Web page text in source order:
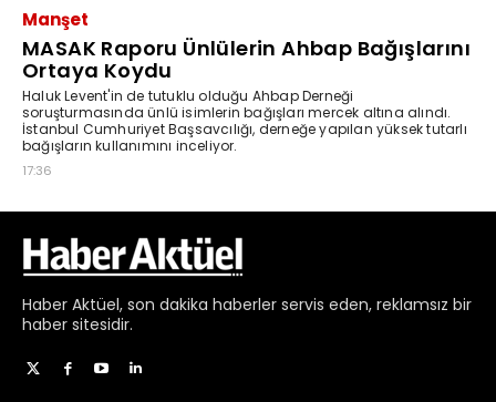
Haber Aktüel, son dakika haberler servis eden, reklamsız bir
haber sitesidir.